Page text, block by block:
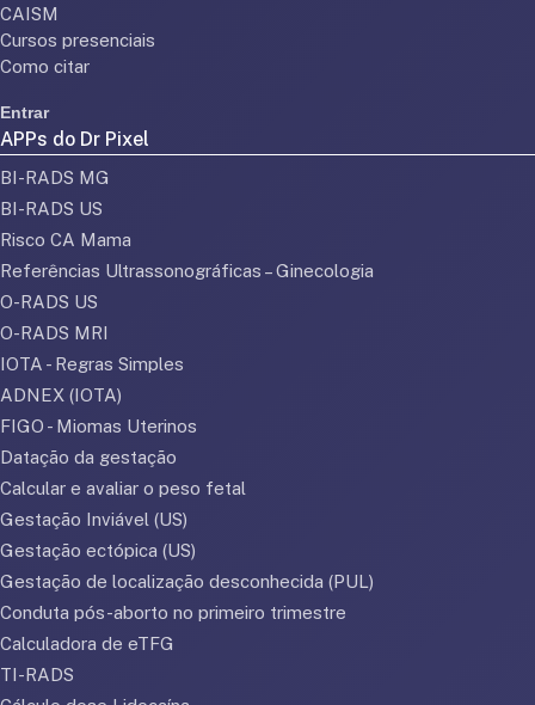
CAISM
Cursos presenciais
Como citar
Entrar
APPs do Dr Pixel
BI-RADS MG
BI-RADS US
Risco CA Mama
Referências Ultrassonográficas – Ginecologia
O-RADS US
O-RADS MRI
IOTA - Regras Simples
ADNEX (IOTA)
FIGO - Miomas Uterinos
Datação da gestação
Calcular e avaliar o peso fetal
Gestação Inviável (US)
Gestação ectópica (US)
Gestação de localização desconhecida (PUL)
Conduta pós-aborto no primeiro trimestre
Calculadora de eTFG
TI-RADS